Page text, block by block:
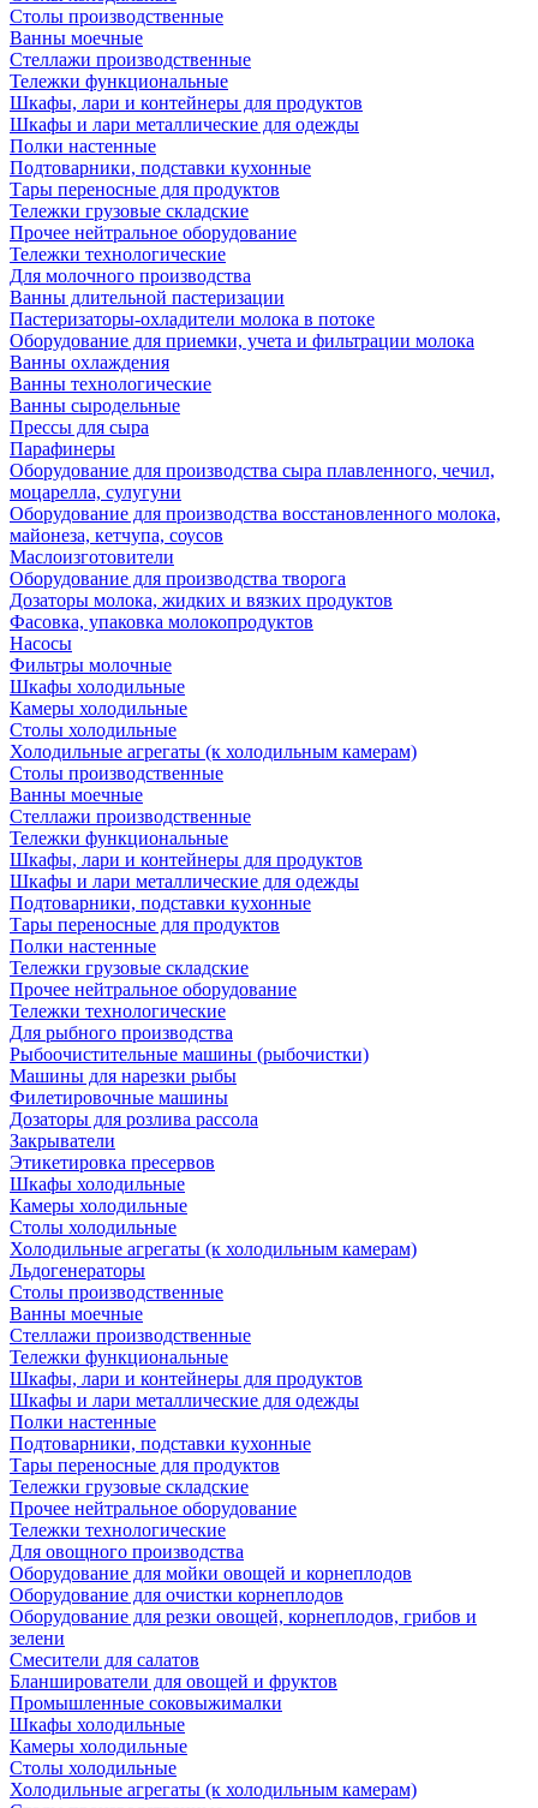
Столы производственные
Ванны моечные
Стеллажи производственные
Тележки функциональные
Шкафы, лари и контейнеры для продуктов
Шкафы и лари металлические для одежды
Полки настенные
Подтоварники, подставки кухонные
Тары переносные для продуктов
Тележки грузовые складские
Прочее нейтральное оборудование
Тележки технологические
Для молочного производства
Ванны длительной пастеризации
Пастеризаторы-охладители молока в потоке
Оборудование для приемки, учета и фильтрации молока
Ванны охлаждения
Ванны технологические
Ванны сыродельные
Прессы для сыра
Парафинеры
Оборудование для производства сыра плавленного, чечил,
моцарелла, сулугуни
Оборудование для производства восстановленного молока,
майонеза, кетчупа, соусов
Маслоизготовители
Оборудование для производства творога
Дозаторы молока, жидких и вязких продуктов
Фасовка, упаковка молокопродуктов
Насосы
Фильтры молочные
Шкафы холодильные
Камеры холодильные
Столы холодильные
Холодильные агрегаты (к холодильным камерам)
Столы производственные
Ванны моечные
Стеллажи производственные
Тележки функциональные
Шкафы, лари и контейнеры для продуктов
Шкафы и лари металлические для одежды
Подтоварники, подставки кухонные
Тары переносные для продуктов
Полки настенные
Тележки грузовые складские
Прочее нейтральное оборудование
Тележки технологические
Для рыбного производства
Рыбоочистительные машины (рыбочистки)
Машины для нарезки рыбы
Филетировочные машины
Дозаторы для розлива рассола
Закрыватели
Этикетировка пресервов
Шкафы холодильные
Камеры холодильные
Столы холодильные
Холодильные агрегаты (к холодильным камерам)
Льдогенераторы
Столы производственные
Ванны моечные
Стеллажи производственные
Тележки функциональные
Шкафы, лари и контейнеры для продуктов
Шкафы и лари металлические для одежды
Полки настенные
Подтоварники, подставки кухонные
Тары переносные для продуктов
Тележки грузовые складские
Прочее нейтральное оборудование
Тележки технологические
Для овощного производства
Оборудование для мойки овощей и корнеплодов
Оборудование для очистки корнеплодов
Оборудование для резки овощей, корнеплодов, грибов и
зелени
Смесители для салатов
Бланширователи для овощей и фруктов
Промышленные соковыжималки
Шкафы холодильные
Камеры холодильные
Столы холодильные
Холодильные агрегаты (к холодильным камерам)